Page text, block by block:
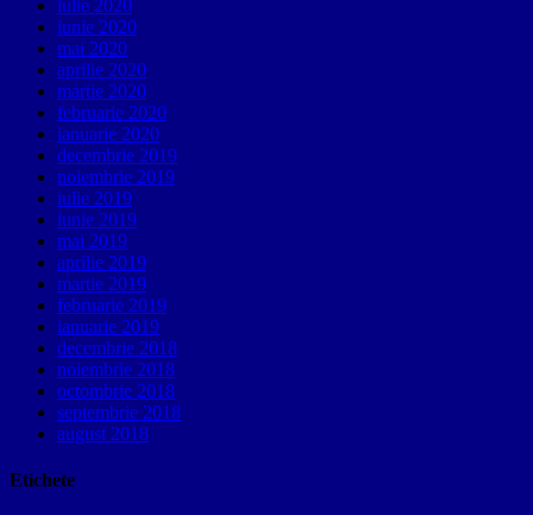
iulie 2020
iunie 2020
mai 2020
aprilie 2020
martie 2020
februarie 2020
ianuarie 2020
decembrie 2019
noiembrie 2019
iulie 2019
iunie 2019
mai 2019
aprilie 2019
martie 2019
februarie 2019
ianuarie 2019
decembrie 2018
noiembrie 2018
octombrie 2018
septembrie 2018
august 2018
Etichete